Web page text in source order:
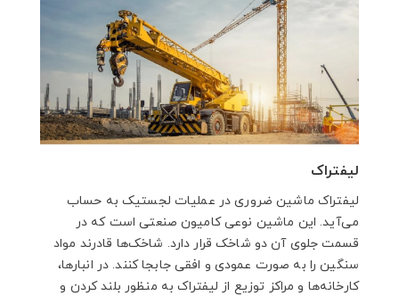
لیفتراک
لیفتراک ماشین ضروری در عملیات لجستیک به حساب
می‌آید. این ماشین نوعی کامیون صنعتی است که در
قسمت جلوی آن دو شاخک قرار دارد. شاخک‌ها قادرند مواد
سنگین را به صورت عمودی و افقی جابجا کنند. در انبار‌ها،
کارخانه‌ها و مراکز توزیع از لیفتراک به منظور بلند کردن و